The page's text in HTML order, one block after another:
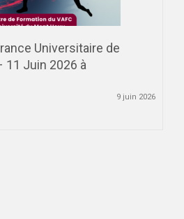
Universitaire de
11 Juin 2026 à
9 juin 2026